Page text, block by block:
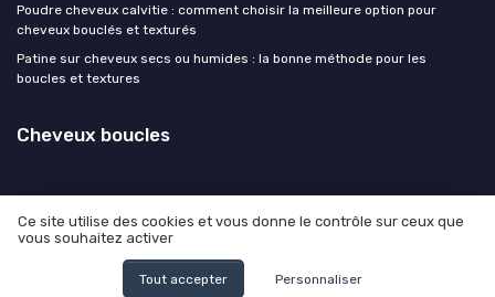
Poudre cheveux calvitie : comment choisir la meilleure option pour
cheveux bouclés et texturés
Patine sur cheveux secs ou humides : la bonne méthode pour les
boucles et textures
Cheveux boucles
Mentions légales
© Cheveux boucles 2026
Ce site utilise des cookies et vous donne le contrôle sur ceux que
vous souhaitez activer
Tout accepter Personnaliser